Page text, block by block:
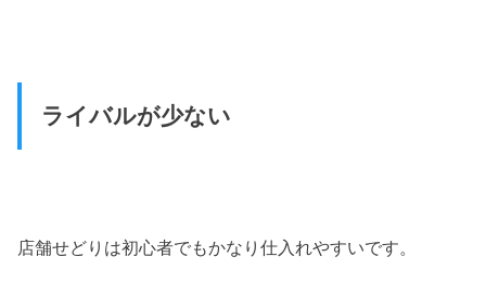
ライバルが少ない
店舗せどりは初心者でもかなり仕入れやすいです。